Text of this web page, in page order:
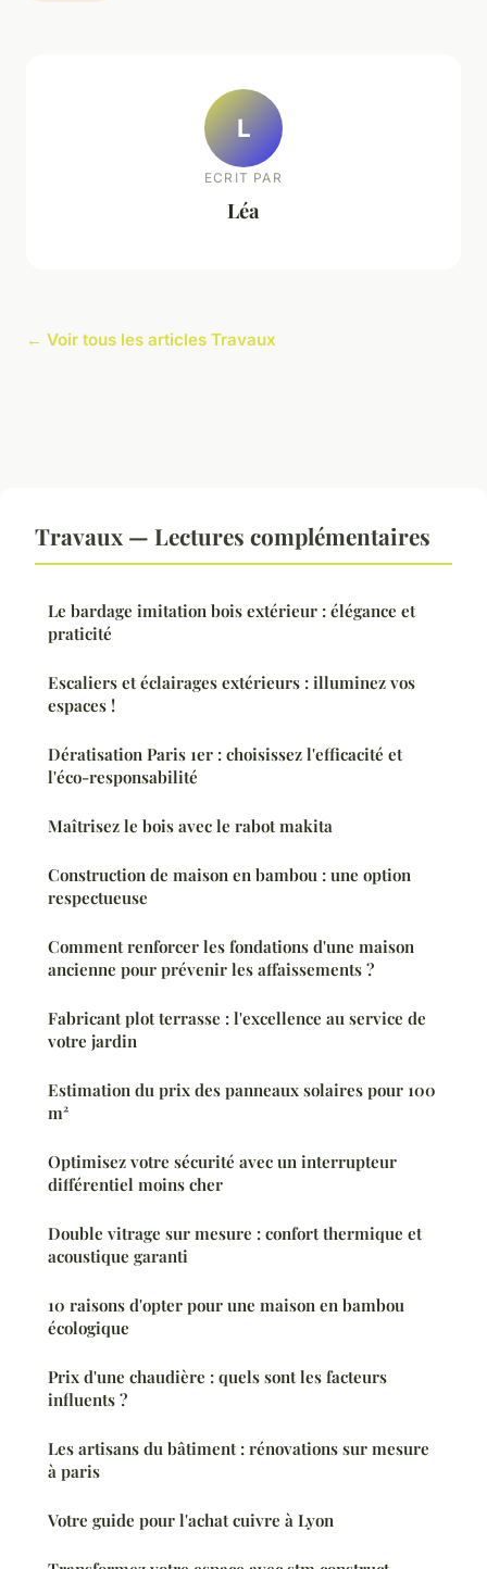
L
ECRIT PAR
Léa
← Voir tous les articles Travaux
Travaux — Lectures complémentaires
Le bardage imitation bois extérieur : élégance et
praticité
Escaliers et éclairages extérieurs : illuminez vos
espaces !
Dératisation Paris 1er : choisissez l'efficacité et
l'éco-responsabilité
Maîtrisez le bois avec le rabot makita
Construction de maison en bambou : une option
respectueuse
Comment renforcer les fondations d'une maison
ancienne pour prévenir les affaissements ?
Fabricant plot terrasse : l'excellence au service de
votre jardin
Estimation du prix des panneaux solaires pour 100
m²
Optimisez votre sécurité avec un interrupteur
différentiel moins cher
Double vitrage sur mesure : confort thermique et
acoustique garanti
10 raisons d'opter pour une maison en bambou
écologique
Prix d'une chaudière : quels sont les facteurs
influents ?
Les artisans du bâtiment : rénovations sur mesure
à paris
Votre guide pour l'achat cuivre à Lyon